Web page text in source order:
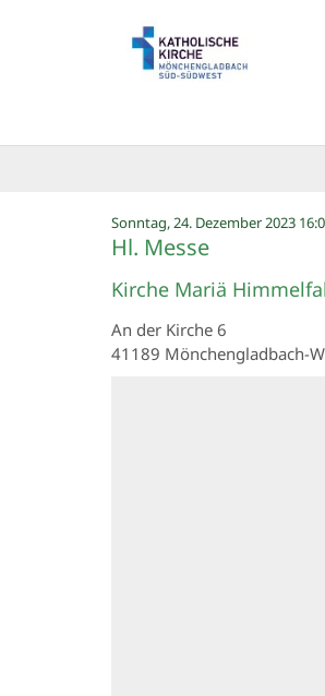
Sonntag, 24. Dezember 2023
Hl. Messe
Kirche Mariä
An der Kirche 6
41189 Mönchengladbach-